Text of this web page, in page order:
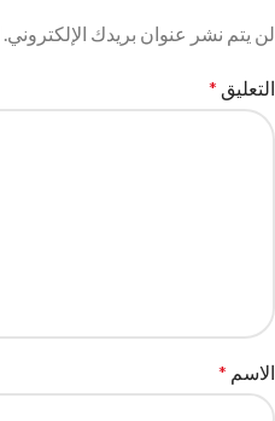
لن يتم نشر عنوان بريدك الإلكتروني.
التعليق *
الاسم *